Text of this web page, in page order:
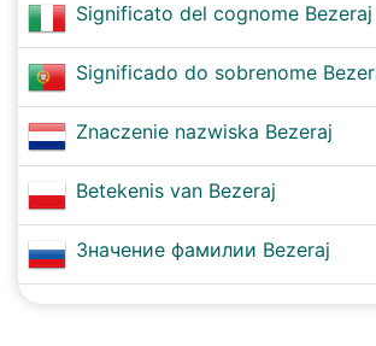
Significato del cognome Bezeraj
Significado do sobrenome
Znaczenie nazwiska Bezeraj
Betekenis van Bezeraj
Значение фамилии Bezeraj